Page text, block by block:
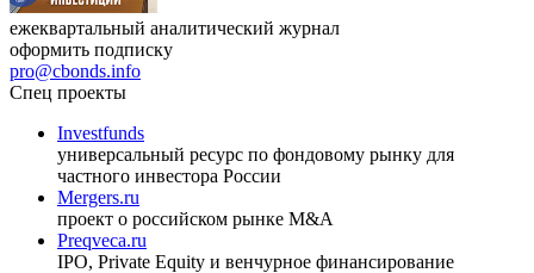
ежеквартальный аналитический журнал
оформить подписку
pro@cbonds.info
Спец проекты
Investfunds
универсальный ресурс по фондовому рынку для
частного инвестора России
Mergers.ru
проект о российском рынке M&A
Preqveca.ru
IPO, Private Equity и венчурное финансирование